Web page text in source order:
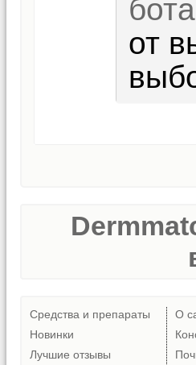
от
Средства и препараты
Новинки
Лучшие отзывы
О